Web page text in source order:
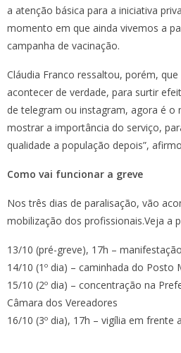
a atenção básica para a iniciativa
momento em que ainda vivemos a
campanha de vacinação.
Cláudia Franco ressaltou, porém,
acontecer de verdade, para surtir
de telegram ou instagram, agora é o
mostrar a importância do serviço,
qualidade a população depois”,
Como vai funcionar a greve
Nos três dias de paralisação, vão
mobilização dos profissionais.Veja a
13/10 (pré-greve), 17h –
14/10 (1º dia) – caminhada do Posto
15/10 (2º dia) – concentração na
Câmara dos Vereadores
16/10 (3º dia), 17h – vigília em frente